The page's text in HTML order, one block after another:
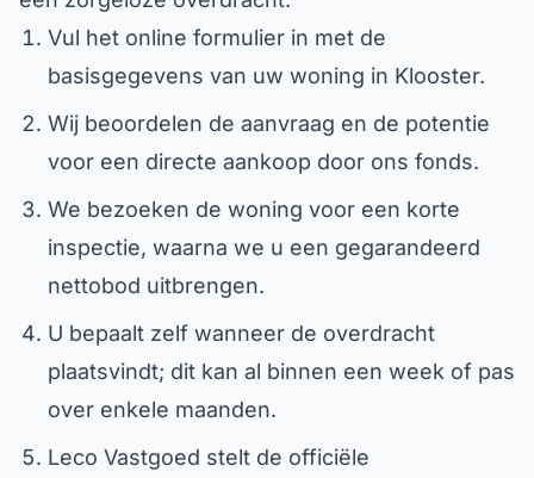
Vul het online formulier in met de
basisgegevens van uw woning in Klooster.
Wij beoordelen de aanvraag en de potentie
voor een directe aankoop door ons fonds.
We bezoeken de woning voor een korte
inspectie, waarna we u een gegarandeerd
nettobod uitbrengen.
U bepaalt zelf wanneer de overdracht
plaatsvindt; dit kan al binnen een week of pas
over enkele maanden.
Leco Vastgoed stelt de officiële